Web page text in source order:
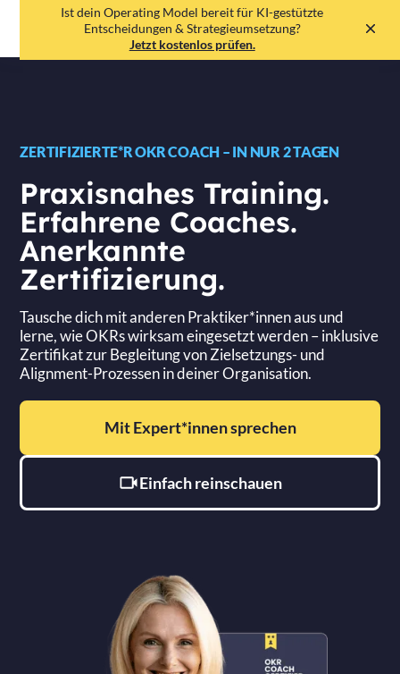
Ist dein Operating Model bereit für KI-gestützte
Entscheidungen & Strategieumsetzung?
Jetzt kostenlos prüfen.
ZERTIFIZIERTE*R OKR COACH – IN NUR 2 TAGEN
Praxisnahes Training.
Erfahrene Coaches.
Anerkannte
Zertifizierung.
Tausche dich mit anderen Praktiker*innen aus und
lerne, wie OKRs wirksam eingesetzt werden – inklusive
Zertifikat zur Begleitung von Zielsetzungs- und
Alignment-Prozessen in deiner Organisation.
Mit Expert*innen sprechen
Einfach reinschauen